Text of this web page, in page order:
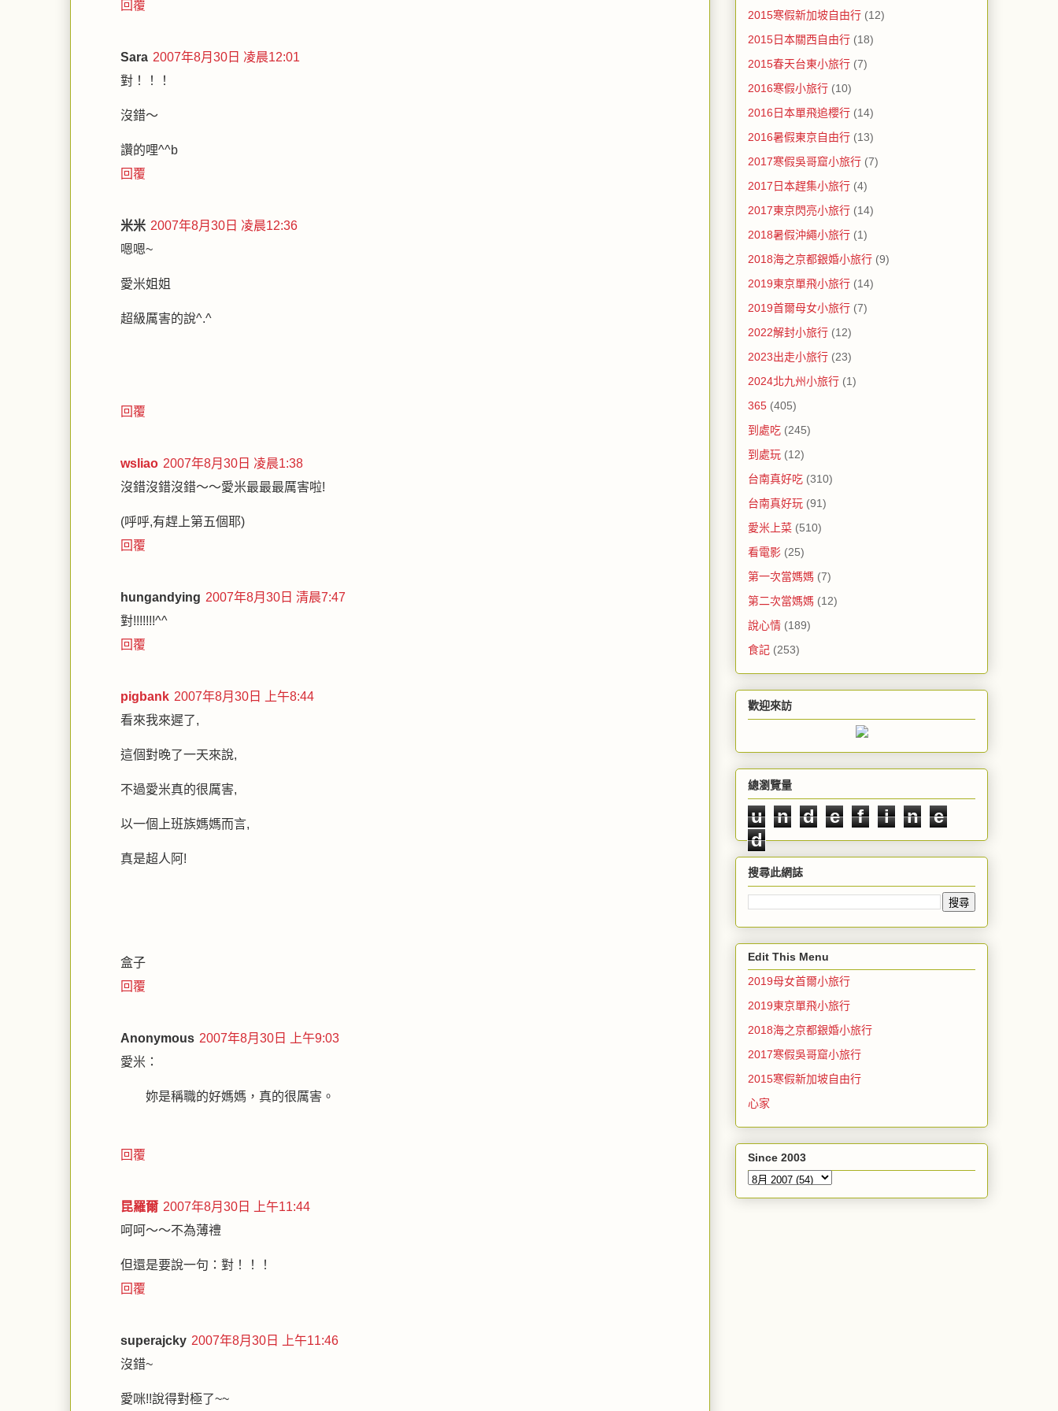
回覆
Sara 2007年8月30日 凌晨12:01
對！！！
沒錯～
讚的哩^^b
回覆
米米 2007年8月30日 凌晨12:36
嗯嗯~
愛米姐姐
超級厲害的說^.^
回覆
wsliao 2007年8月30日 凌晨1:38
沒錯沒錯沒錯～～愛米最最最厲害啦!
(呼呼,有趕上第五個耶)
回覆
hungandying 2007年8月30日 清晨7:47
對!!!!!!!^^
回覆
pigbank 2007年8月30日 上午8:44
看來我來遲了,
這個對晚了一天來說,
不過愛米真的很厲害,
以一個上班族媽媽而言,
真是超人阿!
盒子
回覆
Anonymous 2007年8月30日 上午9:03
愛米：
妳是稱職的好媽媽，真的很厲害。
回覆
昆羅爾 2007年8月30日 上午11:44
呵呵～～不為薄禮
但還是要說一句：對！！！
回覆
superajcky 2007年8月30日 上午11:46
沒錯~
愛咪!!說得對極了~~
2015寒假新加坡自由行 (12)
2015日本關西自由行 (18)
2015春天台東小旅行 (7)
2016寒假小旅行 (10)
2016日本單飛追櫻行 (14)
2016暑假東京自由行 (13)
2017寒假吳哥窟小旅行 (7)
2017日本趕集小旅行 (4)
2017東京閃亮小旅行 (14)
2018暑假沖繩小旅行 (1)
2018海之京都銀婚小旅行 (9)
2019東京單飛小旅行 (14)
2019首爾母女小旅行 (7)
2022解封小旅行 (12)
2023出走小旅行 (23)
2024北九州小旅行 (1)
365 (405)
到處吃 (245)
到處玩 (12)
台南真好吃 (310)
台南真好玩 (91)
愛米上菜 (510)
看電影 (25)
第一次當媽媽 (7)
第二次當媽媽 (12)
說心情 (189)
食記 (253)
歡迎來訪
總瀏覽量
u n d e f i n
e
d
搜尋此網誌
Edit This Menu
2019母女首爾小旅行
2019東京單飛小旅行
2018海之京都銀婚小旅行
2017寒假吳哥窟小旅行
2015寒假新加坡自由行
心家
Since 2003